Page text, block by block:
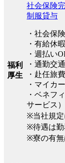
福利
厚生
社会保険
制服貸与
・社会保
・有給休
・週払い
・通勤交
・赴任旅
・マイカ
・ベネフ
サービス）
※当社規定
※待遇は勤
※寮の有無